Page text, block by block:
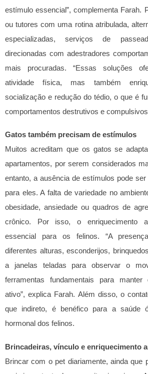
estímulo essencial”, complementa Farah.
ou tutores com uma rotina atribulada,
especializadas, serviços de
direcionadas com adestradores
mais procuradas. “Essas soluções
atividade física, mas também
socialização e redução do tédio, o que é
comportamentos destrutivos e
Gatos também precisam de estímulos
Muitos acreditam que os gatos se
apartamentos, por serem considerados
entanto, a ausência de estímulos pode ser
para eles. A falta de variedade no
obesidade, ansiedade ou quadros de
crônico. Por isso, o enriquecimento
essencial para os felinos. “A
diferentes alturas, esconderijos,
a janelas teladas para observar o
ferramentas fundamentais para
ativo”, explica Farah. Além disso, o
que indireto, é benéfico para a saúde
hormonal dos felinos.
Brincadeiras, vínculo e enriquecimento
Brincar com o pet diariamente, ainda que